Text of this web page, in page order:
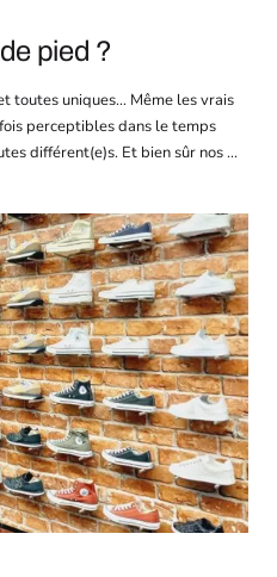
pied ?
toutes uniques… Même les vrais
perceptibles dans le temps
différent(e)s. Et bien sûr nos ...